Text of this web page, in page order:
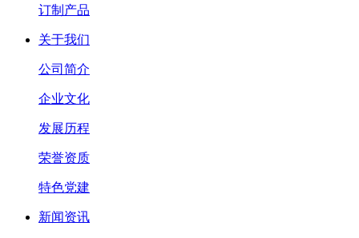
订制产品
关于我们
公司简介
企业文化
发展历程
荣誉资质
特色党建
新闻资讯